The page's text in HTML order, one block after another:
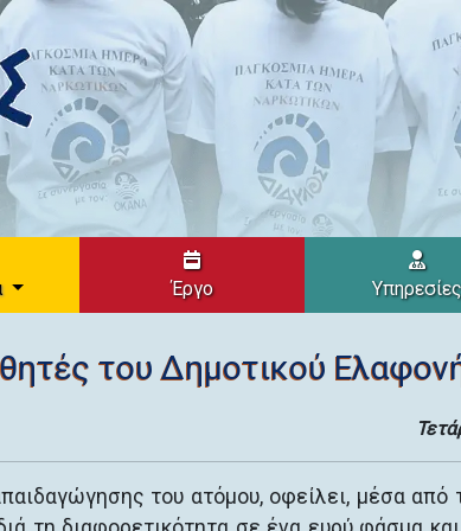
Έργο Υπηρεσίες
του Δημοτικού
του ατόμου, οφείλει, μέσα από